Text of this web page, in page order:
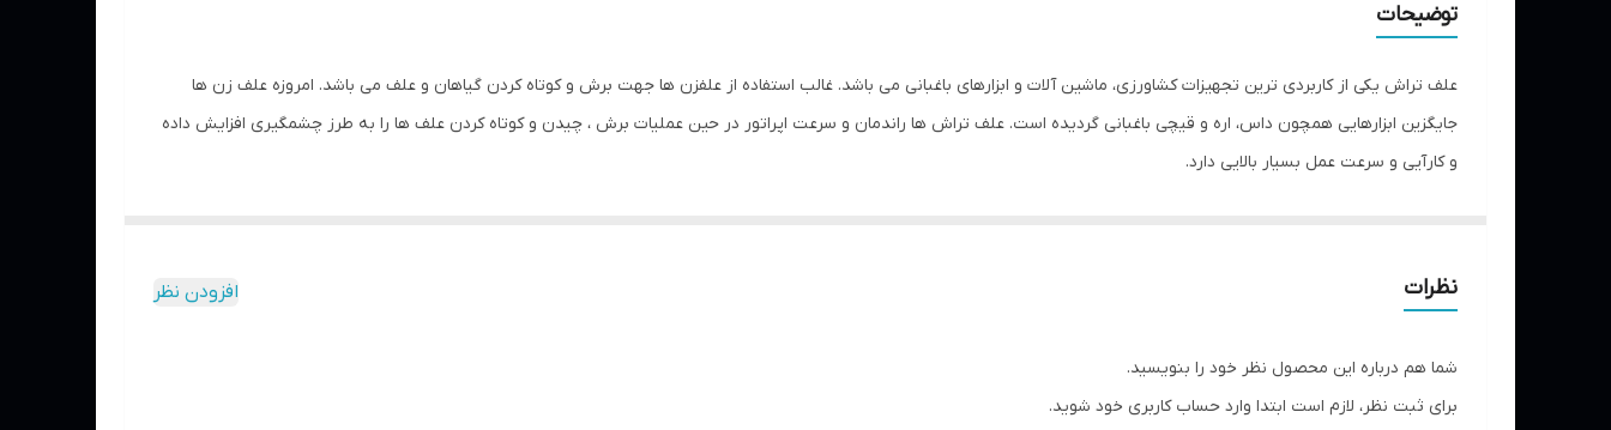
توضیحات
علف تراش یکی از کاربردی ترین تجهیزات کشاورزی، ماشین آلات و ابزارهای باغبانی می باشد. غالب استفاده از علفزن ها جهت برش و کوتاه کردن گیاهان و علف می باشد. امروزه علف زن ها
جایگزین ابزارهایی همچون داس، اره و قیچی باغبانی گردیده است. علف تراش ها راندمان و سرعت اپراتور در حین عملیات برش ، چیدن و کوتاه کردن علف ها را به طرز چشمگیری افزایش داده
و کارآیی و سرعت عمل بسیار بالایی دارد.
علفتراش پشتی چهار زمانه آلفئو از یک موتور چهار زمانه که به صورت متحرک بر روی شاسی قرار گرفته است تشکیل شده و مانند یک کوله پشتی بر روی پشت قرار گرفته و توسط یک شلنگ
رابط، نیرو از موتور به گیربکس انتقال پیدا می کند و بدلیل نوع طراحی، کاربر می تواند به مدت طولانی بدون احساس خستگی و فشار از این دستگاه استفاده نماید.
نظرات افزودن نظر
شما هم درباره این محصول نظر خود را بنویسید.
برای ثبت نظر، لازم است ابتدا وارد حساب کاربری خود شوید.